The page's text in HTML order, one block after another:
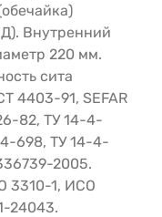
Внутренний
220 мм.
сита
4403-91, SEFAR
82, ТУ 14-4-
698, ТУ 14-4-
2005.
3310-1, ИСО
24043.